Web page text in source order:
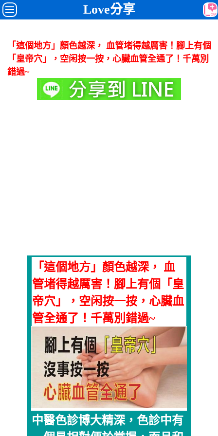
Love分享
「這個地方」顏色越深， 血管堵得越厲害！腳上有個
「皇帝穴」，空闲按一按，心臟血管全通了！千萬別
錯過~
「這個地方」顏色越深， 血
管堵得越厲害！腳上有個「皇
帝穴」，空闲按一按，心臟血
管全通了！千萬別錯過~
中醫色診博大精深，色診中有